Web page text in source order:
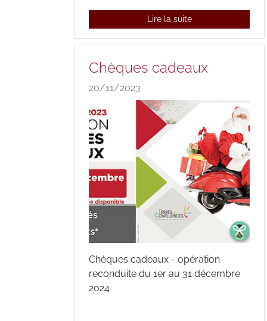
Lire la suite
Chèques cadeaux
20/11/2023
Chèques cadeaux - opération
reconduite du 1er au 31 décembre
2024